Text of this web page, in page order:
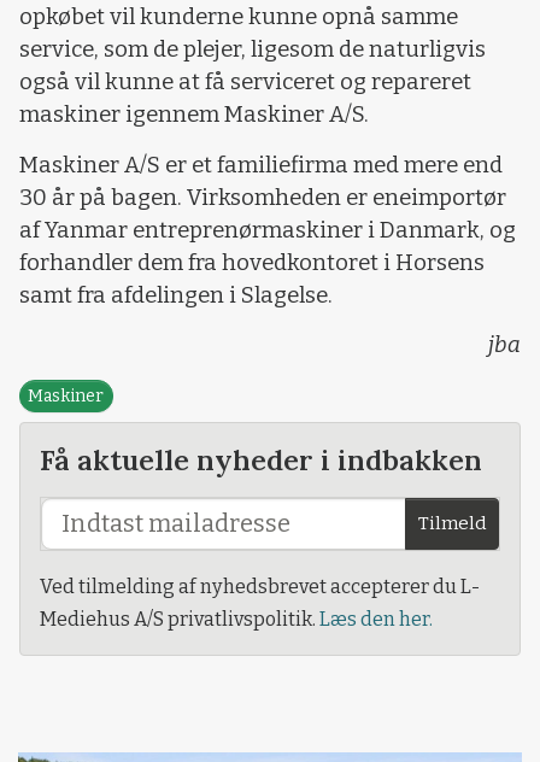
opkøbet vil kunderne kunne opnå samme
service, som de plejer, ligesom de naturligvis
også vil kunne at få serviceret og repareret
maskiner igennem Maskiner A/S.
Maskiner A/S er et familiefirma med mere end
30 år på bagen. Virksomheden er eneimportør
af Yanmar entreprenørmaskiner i Danmark, og
forhandler dem fra hovedkontoret i Horsens
samt fra afdelingen i Slagelse.
jba
Maskiner
Få aktuelle nyheder i indbakken
Tilmeld
Ved tilmelding af nyhedsbrevet accepterer du L-
Mediehus A/S privatlivspolitik. Læs den her.